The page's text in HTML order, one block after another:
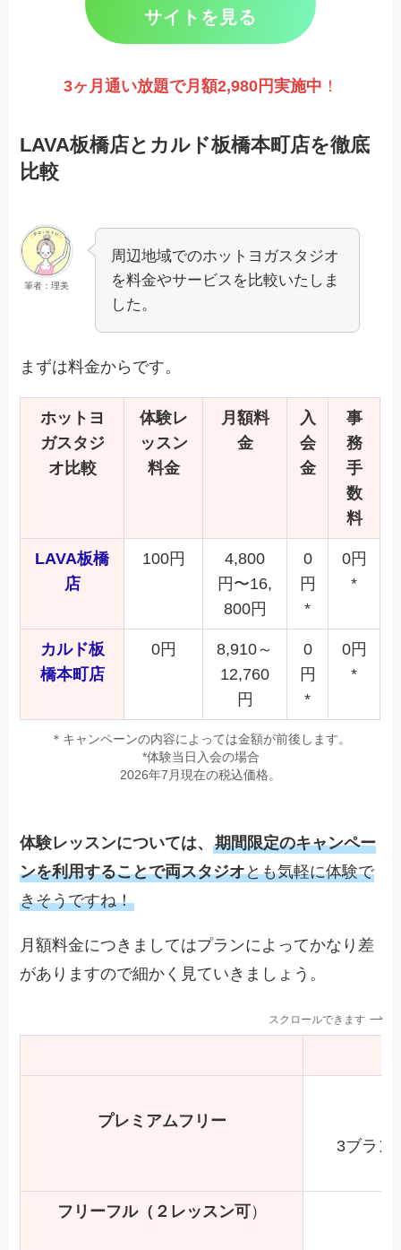
サイトを見る
3ヶ月通い放題で月額2,980円実施中 ！
LAVA板橋店とカルド板橋本町店を徹底
比較
筆者：理美
周辺地域でのホットヨガスタジオ
を料金やサービスを比較いたしま
した。
まずは料金からです。
ホットヨ
ガスタジ
オ比較
体験レ
ッスン
料金
月額料
金
入
会
金
事
務
手
数
料
LAVA板橋
店
100円
4,800
円〜16,
800円
0
円
*
0円
*
カルド板
橋本町店
0円
8,910～
12,760
円
0
円
*
0円
*
＊キャンペーンの内容によっては金額が前後します。
*体験当日入会の場合
2026年7月現在の税込価格。
体験レッスンについては、期間限定のキャンペー
ンを利用することで両スタジオとも気軽に体験で
きそうですね！
月額料金につきましてはプランによってかなり差
がありますので細かく見ていきましょう。
スクロールできます
プレミアムフリー
3ブラン
フリーフル（２レッスン可）